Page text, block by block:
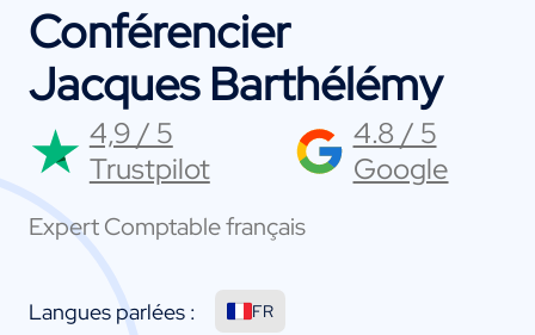
Conférencier
Jacques Barthélémy
4,9 / 5
Trustpilot
4.8 / 5
Google
Expert Comptable français
Langues parlées : FR